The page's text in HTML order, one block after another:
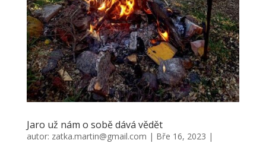
Jaro už nám o sobě dává vědět
autor: zatka.martin@gmail.com | Bře 16, 2023 |